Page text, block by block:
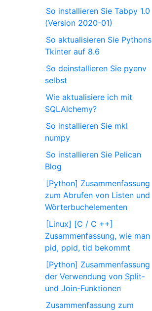
So installieren Sie Tabpy 1.0
(Version 2020-01)
So aktualisieren Sie Pythons
Tkinter auf 8.6
So deinstallieren Sie pyenv
selbst
Wie aktualisiere ich mit
SQLAlchemy?
So installieren Sie mkl
numpy
So installieren Sie Pelican
Blog
[Python] Zusammenfassung
zum Abrufen von Listen und
Wörterbuchelementen
[Linux] [C / C ++]
Zusammenfassung, wie man
pid, ppid, tid bekommt
[Python] Zusammenfassung
der Verwendung von Split-
und Join-Funktionen
Zusammenfassung zum